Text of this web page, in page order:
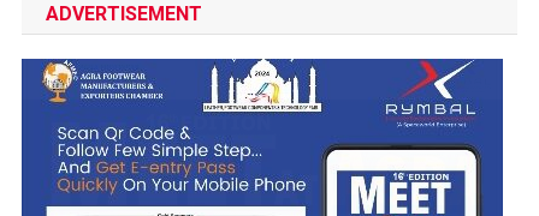
ADVERTISEMENT